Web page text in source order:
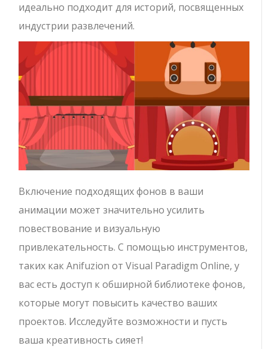
идеально подходит для историй, посвященных
индустрии развлечений.
Включение подходящих фонов в ваши
анимации может значительно усилить
повествование и визуальную
привлекательность. С помощью инструментов,
таких как Anifuzion от Visual Paradigm Online, у
вас есть доступ к обширной библиотеке фонов,
которые могут повысить качество ваших
проектов. Исследуйте возможности и пусть
ваша креативность сияет!